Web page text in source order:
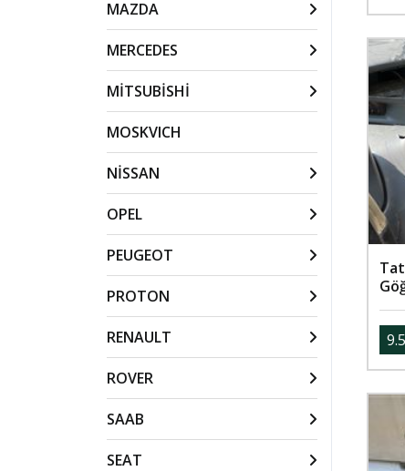
MAZDA
MERCEDES
MİTSUBİSHİ
MOSKVICH
NİSSAN
OPEL
PEUGEOT
PROTON
RENAULT
ROVER
SAAB
SEAT